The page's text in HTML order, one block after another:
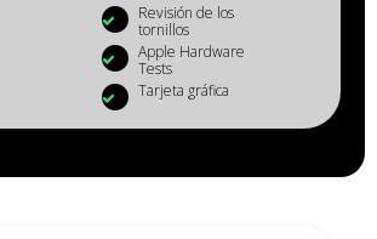
Revisión de los
tornillos
Apple Hardware
Tests
Tarjeta gráfica